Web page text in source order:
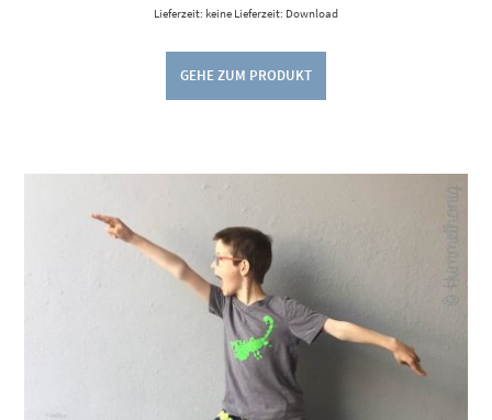
Lieferzeit: keine Lieferzeit: Download
GEHE ZUM PRODUKT